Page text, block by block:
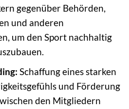
gegenüber Behörden,
und anderen
um den Sport nachhaltig
Schaffung eines starken
und Förderung
den Mitgliedern